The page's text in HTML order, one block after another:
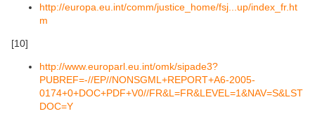
http://europa.eu.int/comm/justice_home/fsj...up/index_fr.ht
m
[10]
http://www.europarl.eu.int/omk/sipade3?
PUBREF=-//EP//NONSGML+REPORT+A6-2005-
0174+0+DOC+PDF+V0//FR&L=FR&LEVEL=1&NAV=S&LST
DOC=Y